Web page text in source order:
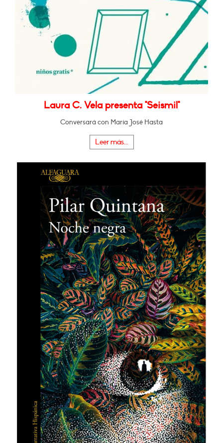
Laura C. Vela presenta "Seismil"
Conversará con María José Hasta
Leer más...